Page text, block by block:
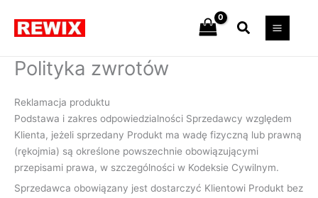
treści
Szukaj
Polityka zwrotów
Reklamacja produktu
Podstawa i zakres odpowiedzialności Sprzedawcy względem
Klienta, jeżeli sprzedany Produkt ma wadę fizyczną lub prawną
(rękojmia) są określone powszechnie obowiązującymi
przepisami prawa, w szczególności w Kodeksie Cywilnym.
Sprzedawca obowiązany jest dostarczyć Klientowi Produkt bez